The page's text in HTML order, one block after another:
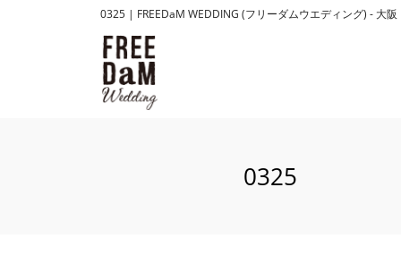
0325 | FREEDaM WEDDING (フリーダムウエディング) - 大
0325